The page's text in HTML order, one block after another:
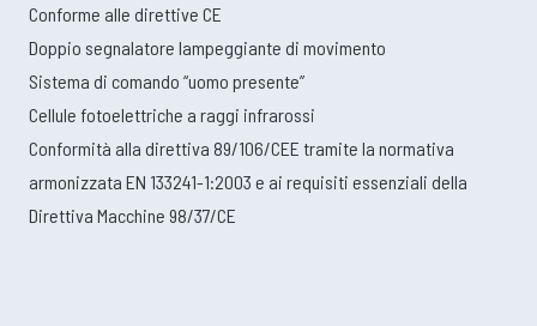
Conforme alle direttive CE
Doppio segnalatore lampeggiante di movimento
Sistema di comando “uomo presente”
Cellule fotoelettriche a raggi infrarossi
Conformità alla direttiva 89/106/CEE tramite la normativa
armonizzata EN 133241-1:2003 e ai requisiti essenziali della
Direttiva Macchine 98/37/CE